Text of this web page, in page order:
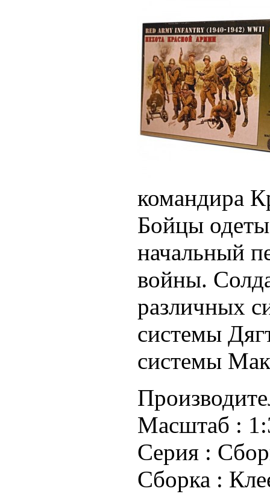
командира
Бойцы
начальный
войны.
различных
системы
системы
Масштаб :
Серия :
Сборка :